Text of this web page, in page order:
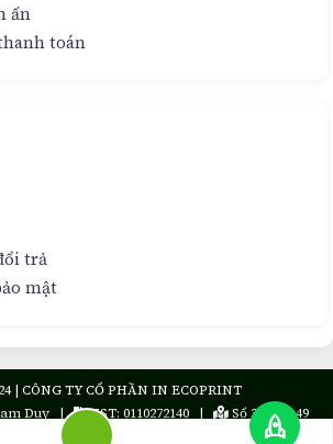
ấn
toán
trả
mật
| CÔNG TY CỔ PHẦN IN ECOPRINT
Duy | MST: 0110272140 |
Số 36 ngõ 49
Tân, Quận Cầu Giấy, Thành phố Hà Nội, Việt
rocket